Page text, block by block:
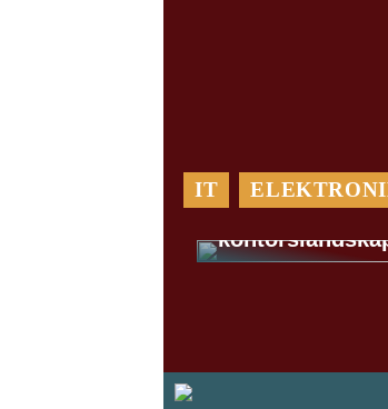
IT En lugn oas i
öppna